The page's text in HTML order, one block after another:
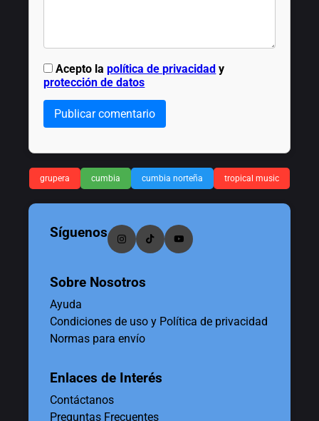
Acepto lapolítica de privacidad y
protección de datos
Publicar comentario
grupera cumbia cumbia norteña tropical music
Síguenos
Sobre Nosotros
Ayuda
Condiciones de uso y Política de privacidad
Normas para envío
Enlaces de Interés
Contáctanos
Preguntas Frecuentes